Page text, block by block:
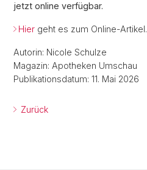
jetzt online verfügbar.
Hier geht es zum Online-Artikel.
Autorin: Nicole Schulze
Magazin: Apotheken Umschau
Publikationsdatum: 11. Mai 2026
Zurück